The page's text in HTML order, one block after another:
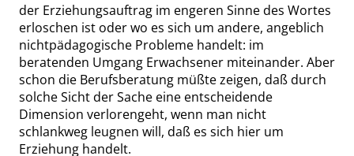
der Erziehungsauftrag im engeren Sinne des Wortes
erloschen ist oder wo es sich um andere, angeblich
nichtpädagogische Probleme handelt: im
beratenden Umgang Erwachsener miteinander. Aber
schon die Berufsberatung müßte zeigen, daß durch
solche Sicht der Sache eine entscheidende
Dimension verlorengeht, wenn man nicht
schlankweg leugnen will, daß es sich hier um
Erziehung handelt.